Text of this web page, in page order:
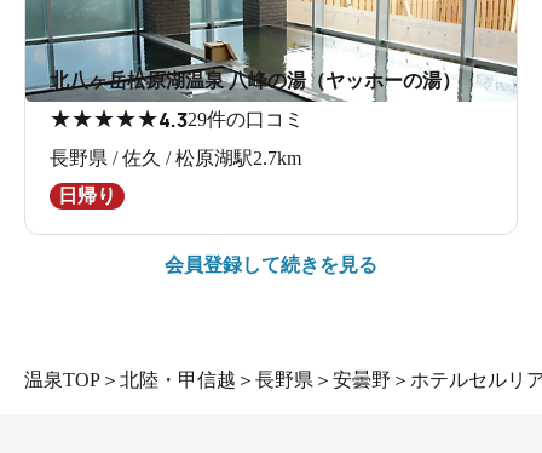
北八ヶ岳松原湖温泉 八峰の湯（ヤッホーの湯）
★★★★★4.329件の口コミ
長野県 / 佐久 / 松原湖駅2.7km
日帰り
会員登録して続きを見る
温泉TOP ＞ 北陸・甲信越 ＞ 長野県 ＞ 安曇野 ＞ ホテルセルリ